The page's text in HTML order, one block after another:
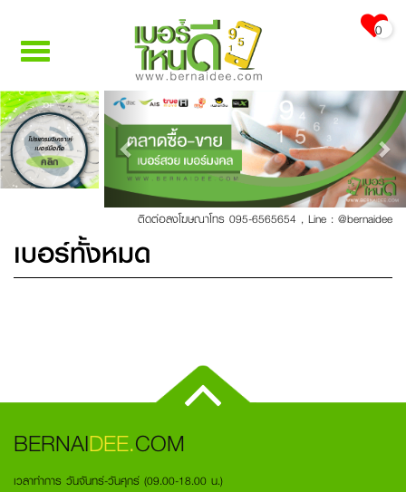
Toggle
0
โปรแกรมวิเคราะห์
เบอร์มือถือ
คลิก
Previous Next
ติดต่อลงโฆษณาโทร 095-6565654 , Line : @bernaidee
เบอร์ทั้งหมด
BERNAIDEE.COM
เวลาทำการ วันจันทร์-วันศุกร์ (09.00-18.00 น.)